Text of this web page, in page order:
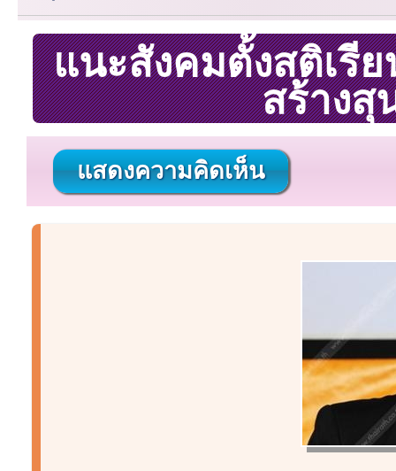
แนะสังคมตั้งสติเรี
สร้างสุ
แสดงความคิดเห็น